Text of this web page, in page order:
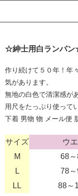
☆紳士用白ランパン
作り続けて５０年！年
気があります。
無地の白色で清潔感が
用尺をたっぷり使って
下着 男物 物 メール便
サイズ
ウ
M
68
L
78
LL
88～